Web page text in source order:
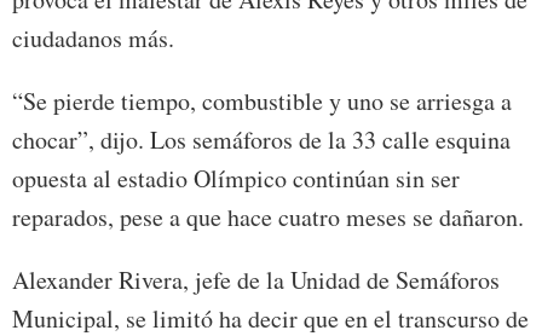
ciudadanos más.
“Se pierde tiempo, combustible y uno se arriesga a
chocar”, dijo. Los semáforos de la 33 calle esquina
opuesta al estadio Olímpico continúan sin ser
reparados, pese a que hace cuatro meses se dañaron.
Alexander Rivera, jefe de la Unidad de Semáforos
Municipal, se limitó ha decir que en el transcurso de